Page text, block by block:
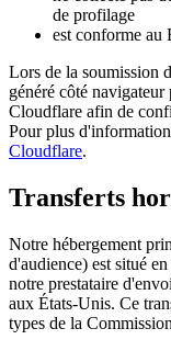
de profilage
est conforme au
Lors de la soumission
généré côté
Cloudflare afin de
Pour plus
Cloudflare.
Transferts
Notre hébergement
d'audience) est situé
notre prestataire
aux États-Unis. Ce
types de la